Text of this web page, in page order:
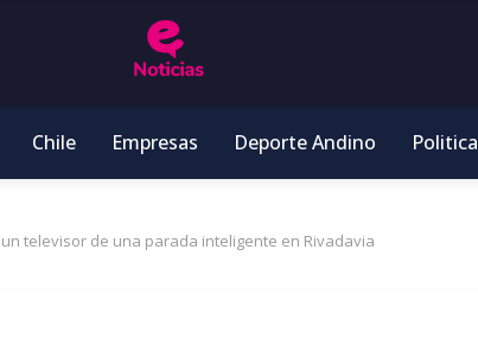
Chile Empresas Deporte Andino Politica
televisor de una parada inteligente en Rivadavia